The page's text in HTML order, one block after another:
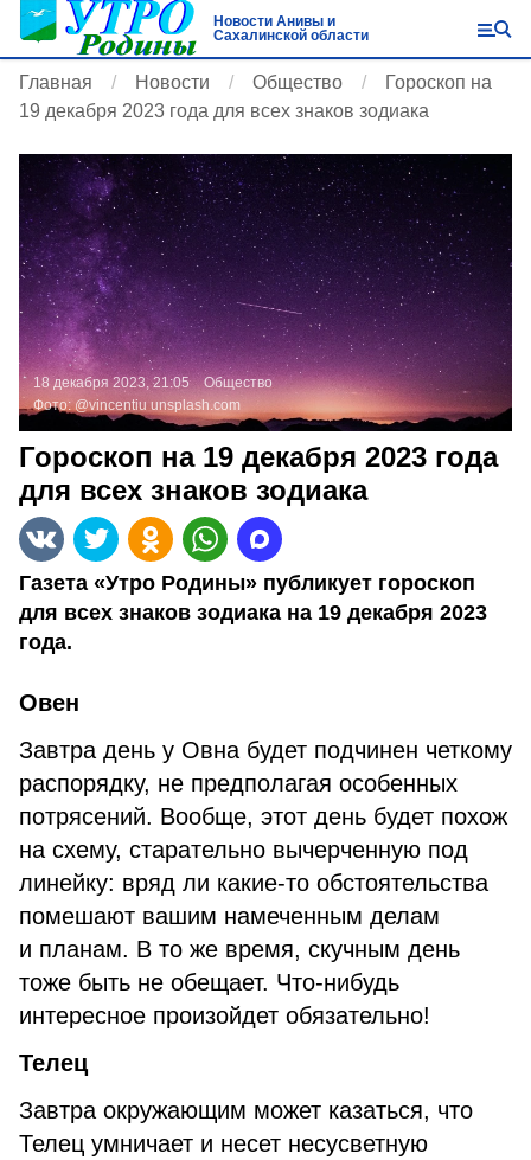
Новости Анивы и
Сахалинской области
Главная Новости Общество
Гороскоп на
19 декабря 2023 года для всех знаков зодиака
18 декабря 2023, 21:05
Общество
Фото:@vincentiu unsplash.com
Гороскоп на 19 декабря 2023 года
для всех знаков зодиака
Газета «Утро Родины» публикует гороскоп
для всех знаков зодиака на 19 декабря 2023
года.
Овен
Завтра день у Овна будет подчинен четкому
распорядку, не предполагая особенных
потрясений. Вообще, этот день будет похож
на схему, старательно вычерченную под
линейку: вряд ли какие-то обстоятельства
помешают вашим намеченным делам
и планам. В то же время, скучным день
тоже быть не обещает. Что-нибудь
интересное произойдет обязательно!
Телец
Завтра окружающим может казаться, что
Телец умничает и несет несусветную